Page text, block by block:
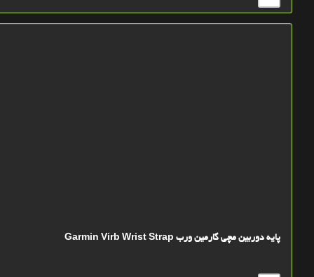
پایه دوربین مچی گارمین ورب Garmin Virb Wrist Strap